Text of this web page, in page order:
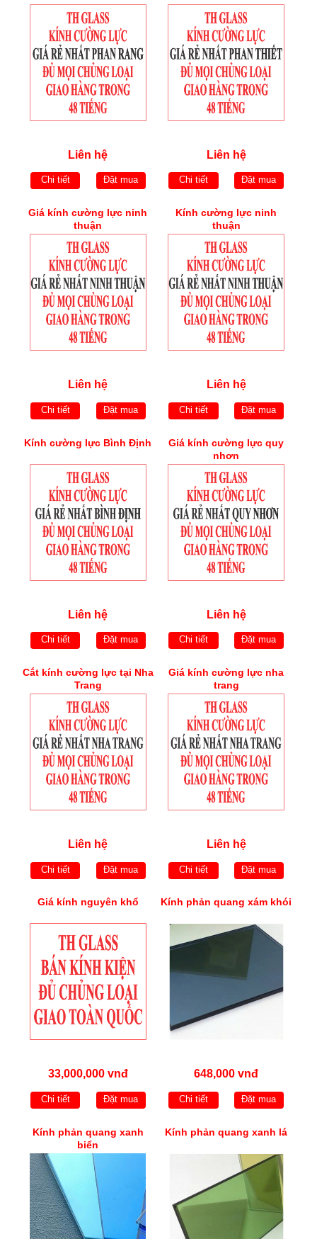
Liên hệ
Chi tiết Đặt mua
Liên hệ
Chi tiết Đặt mua
Giá kính cường lực ninh
thuận
Liên hệ
Chi tiết Đặt mua
Kính cường lực ninh
thuận
Liên hệ
Chi tiết Đặt mua
Kính cường lực Bình Định
Liên hệ
Chi tiết Đặt mua
Giá kính cường lực quy
nhơn
Liên hệ
Chi tiết Đặt mua
Cắt kính cường lực tại Nha
Trang
Liên hệ
Chi tiết Đặt mua
Giá kính cường lực nha
trang
Liên hệ
Chi tiết Đặt mua
Giá kính nguyên khổ
33,000,000 vnđ
Chi tiết Đặt mua
Kính phản quang xám khói
648,000 vnđ
Chi tiết Đặt mua
Kính phản quang xanh
biển
Kính phản quang xanh lá